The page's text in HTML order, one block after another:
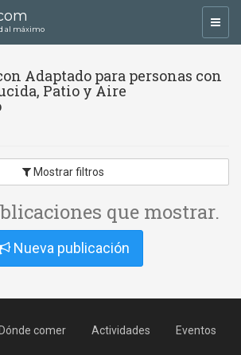
al máximo
Adaptado para personas con
Patio y Aire
Mostrar filtros
que mostrar.
Nueva publicación
Dónde comer Actividades Eventos